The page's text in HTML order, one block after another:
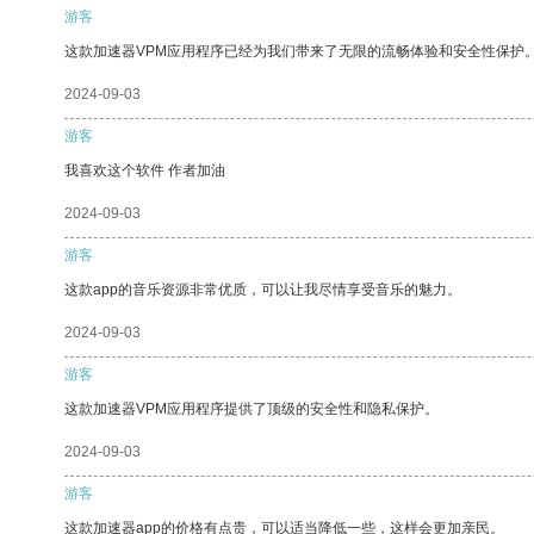
游客
这款加速器VPM应用程序已经为我们带来了无限的流畅体验和安全性保护
2024-09-03
游客
我喜欢这个软件 作者加油
2024-09-03
游客
这款app的音乐资源非常优质，可以让我尽情享受音乐的魅力。
2024-09-03
游客
这款加速器VPM应用程序提供了顶级的安全性和隐私保护。
2024-09-03
游客
这款加速器app的价格有点贵，可以适当降低一些，这样会更加亲民。